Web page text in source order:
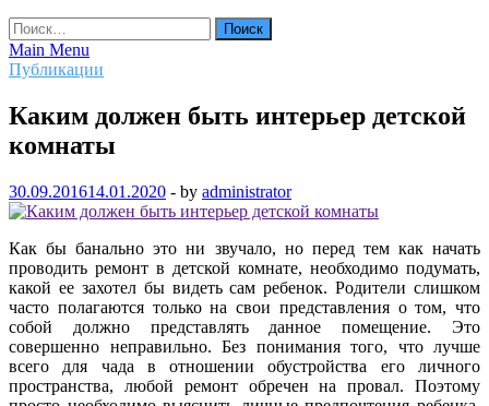
Найти:
Main Menu
Публикации
Каким должен быть интерьер детской
комнаты
30.09.201614.01.2020 - by administrator
Как бы банально это ни звучало, но перед тем как начать
проводить ремонт в детской комнате, необходимо подумать,
какой ее захотел бы видеть сам ребенок. Родители слишком
часто полагаются только на свои представления о том, что
собой должно представлять данное помещение. Это
совершенно неправильно. Без понимания того, что лучше
всего для чада в отношении обустройства его личного
пространства, любой ремонт обречен на провал. Поэтому